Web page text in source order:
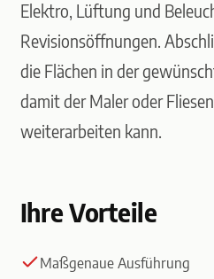
Elektro, Lüftung und
Revisionsöffnungen.
die Flächen in der
damit der Maler oder
weiterarbeiten kann.
Ihre Vorteile
Maßgenaue Ausführung